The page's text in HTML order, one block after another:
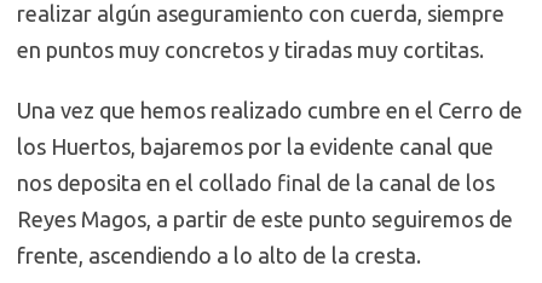
realizar algún aseguramiento con cuerda, siempre
en puntos muy concretos y tiradas muy cortitas.
Una vez que hemos realizado cumbre en el Cerro de
los Huertos, bajaremos por la evidente canal que
nos deposita en el collado final de la canal de los
Reyes Magos, a partir de este punto seguiremos de
frente, ascendiendo a lo alto de la cresta.